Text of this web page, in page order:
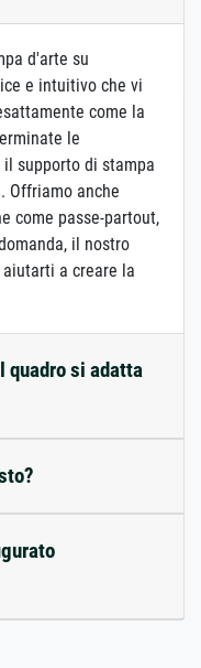
d'arte su
e intuitivo che vi
come la
le
supporto di stampa
Offriamo anche
come passe-partout,
il nostro
a creare la
quadro si adatta